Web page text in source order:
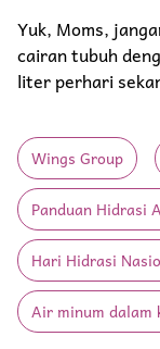
Yuk, Moms,
cairan tubuh
liter perhari
Wings Group
Panduan Hidrasi
Hari Hidrasi
Air minum dalam